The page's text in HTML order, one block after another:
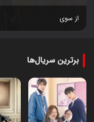
از سوی
برترین سریال‌ها